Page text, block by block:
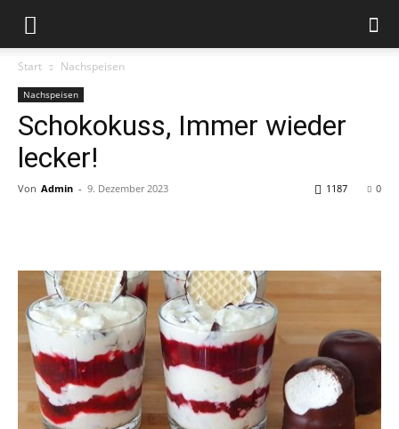
Start Nachspeisen
Nachspeisen
Schokokuss, Immer wieder
lecker!
Von Admin - 9. Dezember 2023 0
1187